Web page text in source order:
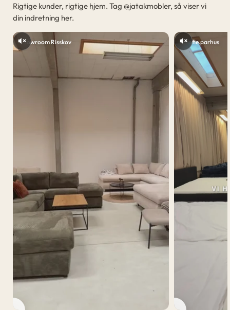
Rigtige kunder, rigtige hjem. Tag @jatakmobler, så viser vi
din indretning her.
Showroom Risskov
Afspil video
@sofie.parhus
Afspil video